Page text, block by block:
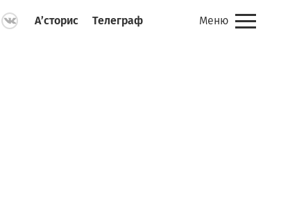
А’сторис Телеграф Меню